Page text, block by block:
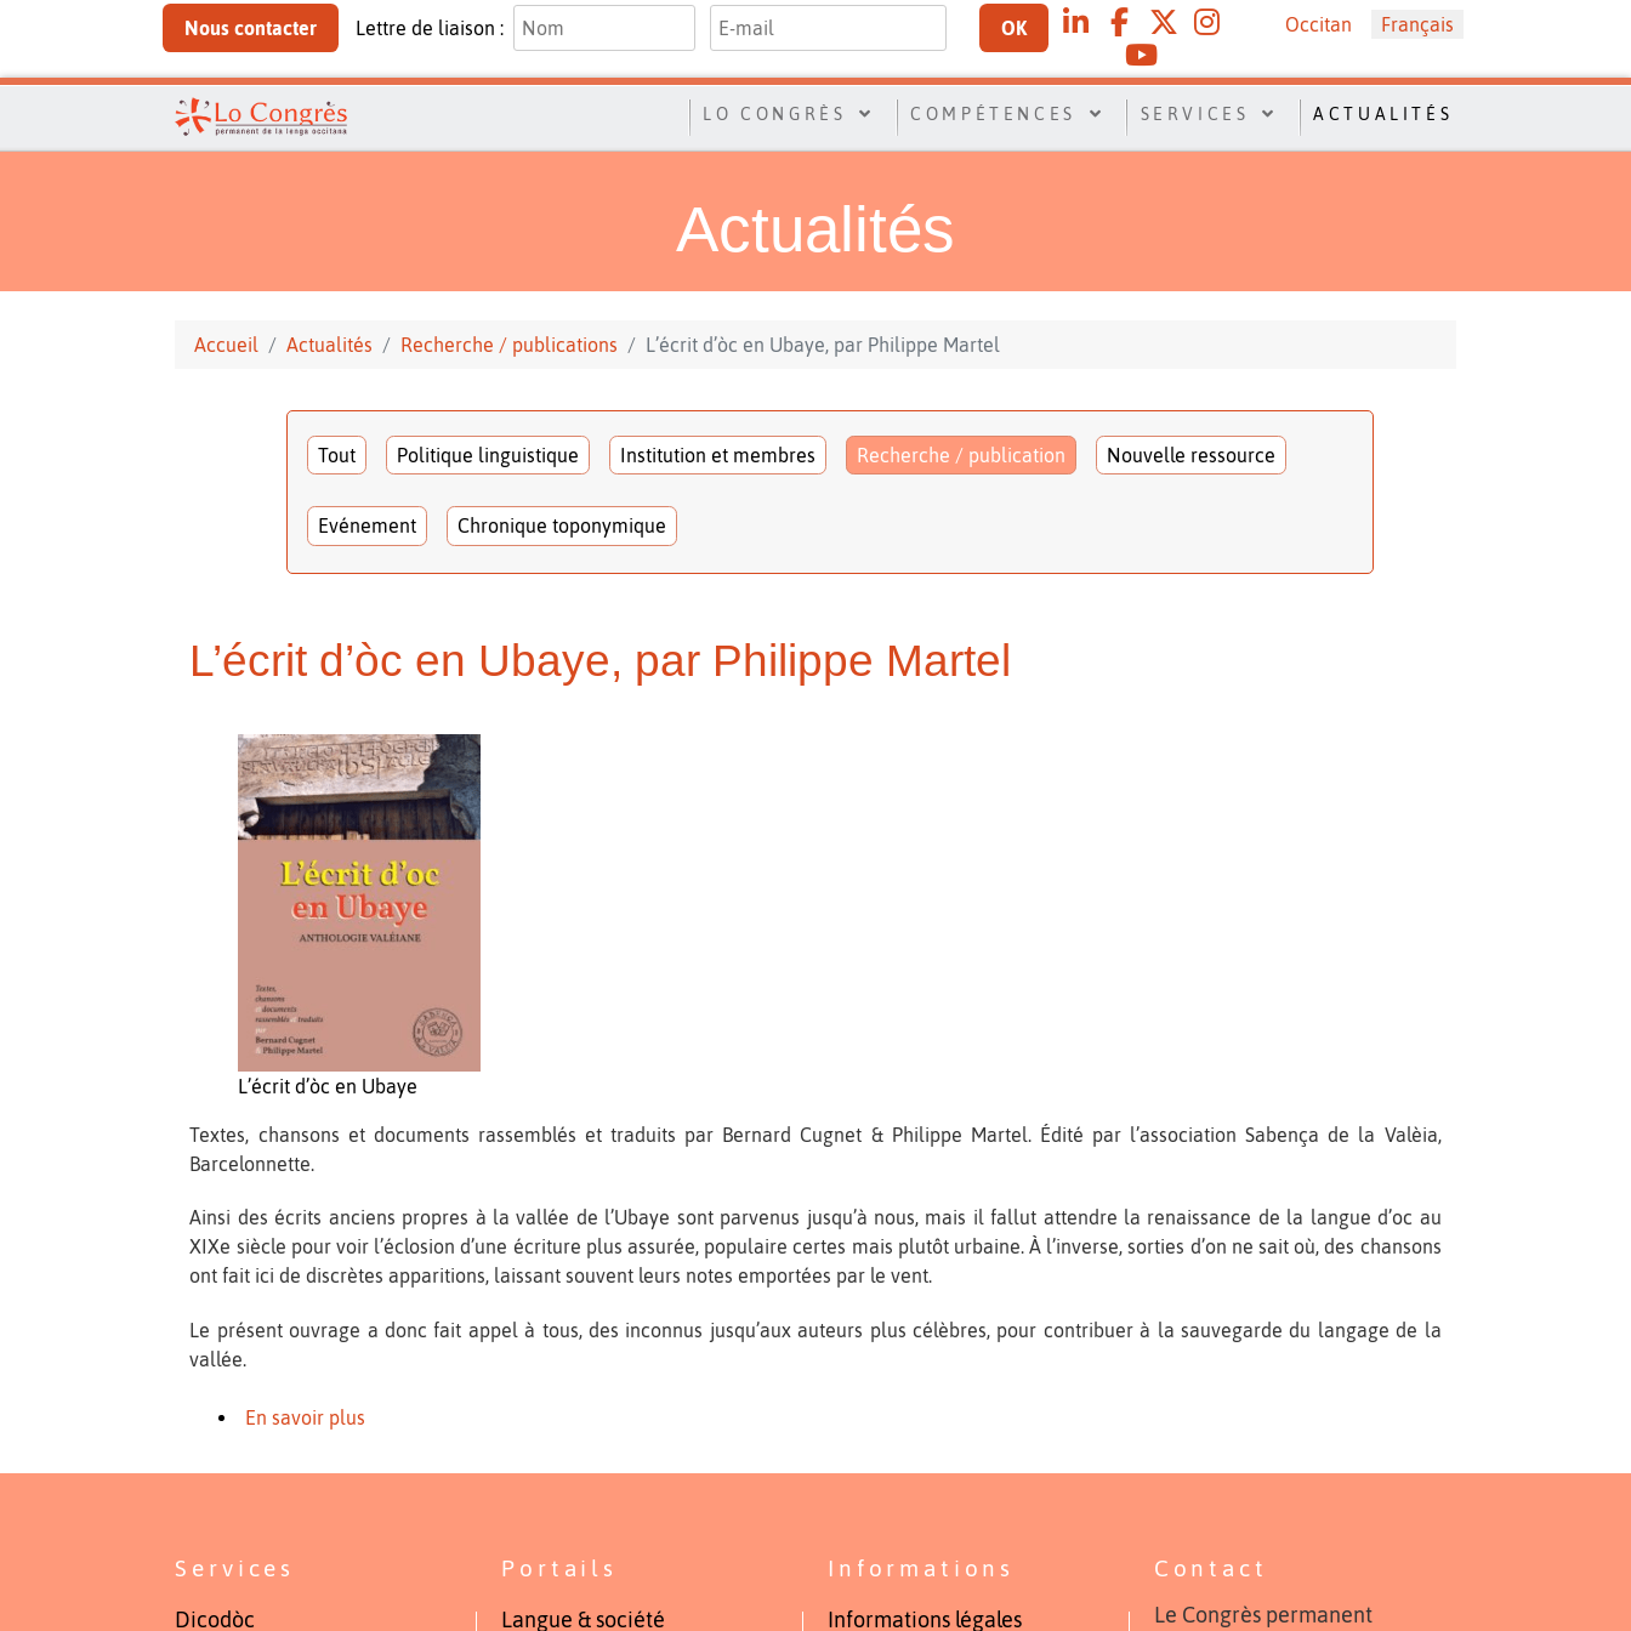
Nous contacter Lettre de liaison : OK Sélectionnez votre langue
Occitan Français
LO CONGRÈS COMPÉTENCES SERVICES ACTUALITÉS
Actualités
Accueil Actualités Recherche / publications L’écrit d’òc en Ubaye, par Philippe Martel
Tout Politique linguistique Institution et membres Recherche / publication Nouvelle ressource
Evénement Chronique toponymique
L’écrit d’òc en Ubaye, par Philippe Martel
L’écrit d’òc en Ubaye
Textes, chansons et documents rassemblés et traduits par Bernard Cugnet & Philippe Martel. Édité par l’association Sabença de la Valèia,
Barcelonnette.
Ainsi des écrits anciens propres à la vallée de l’Ubaye sont parvenus jusqu’à nous, mais il fallut attendre la renaissance de la langue d’oc au
XIXe siècle pour voir l’éclosion d’une écriture plus assurée, populaire certes mais plutôt urbaine. À l’inverse, sorties d’on ne sait où, des chansons
ont fait ici de discrètes apparitions, laissant souvent leurs notes emportées par le vent.
Le présent ouvrage a donc fait appel à tous, des inconnus jusqu’aux auteurs plus célèbres, pour contribuer à la sauvegarde du langage de la
vallée.
En savoir plus
Services
Dicodòc
Portails
Langue & société
Informations
Informations légales
Contact
Le Congrès permanent